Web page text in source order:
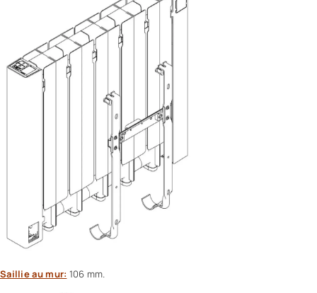
Saillie au mur: 106 mm.